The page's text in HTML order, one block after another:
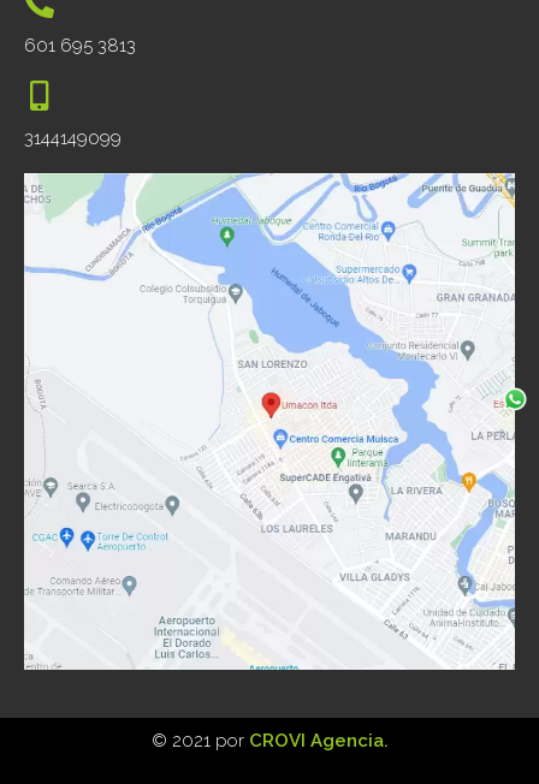
601 695 3813
3144149099
©️ 2021 por CROVI Agencia.